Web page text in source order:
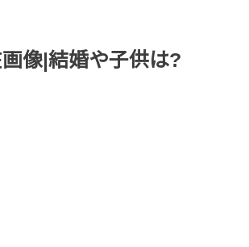
像|結婚や子供は?